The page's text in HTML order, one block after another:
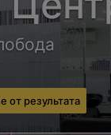
от результата